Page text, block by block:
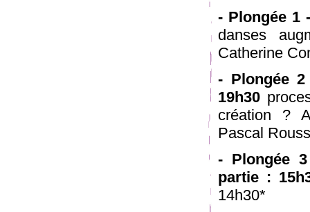
- Plongée 1
danses
Catherine
- Plongée
19h30
création ?
Pascal
- Plongée
partie :
14h30*